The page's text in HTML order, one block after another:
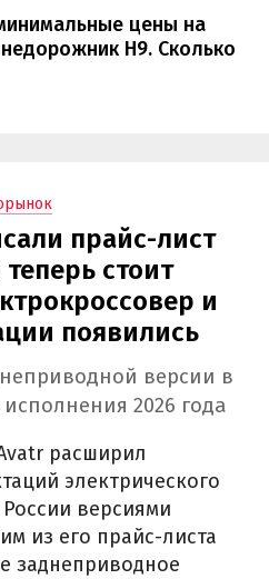
цены на
H9. Сколько
прайс-лист
стоит
и
появились
версии в
2026 года
расширил
электрического
версиями
из его прайс-листа
заднеприводное